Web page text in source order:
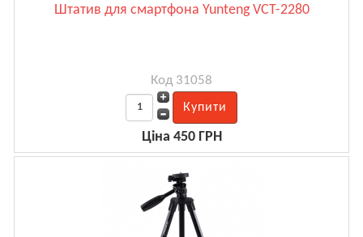
Штатив для смартфона Yunteng VCT-2280
Код 31058
Ціна 450 ГРН